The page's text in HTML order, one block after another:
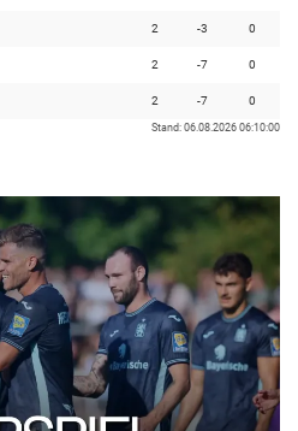
2 -3 0
2 -7 0
2 -7 0
Stand: 06.08.2026 06:10:00